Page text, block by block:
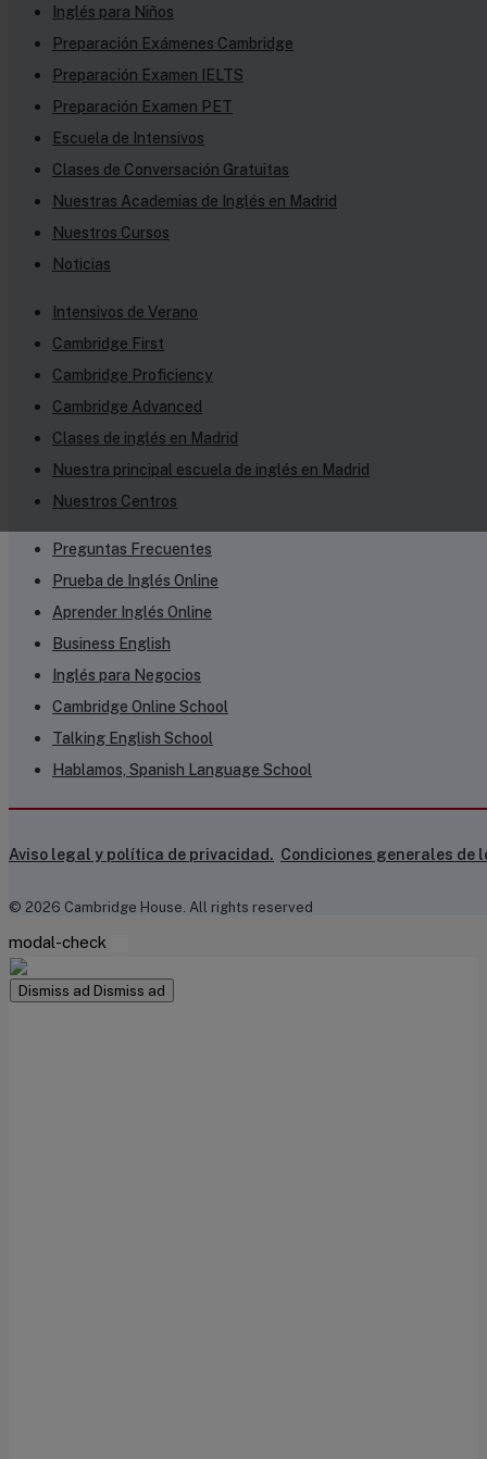
Inglés para Niños
Preparación Exámenes Cambridge
Preparación Examen IELTS
Preparación Examen PET
Escuela de Intensivos
Clases de Conversación Gratuitas
Nuestras Academias de Inglés en Madrid
Nuestros Cursos
Noticias
Intensivos de Verano
Cambridge First
Cambridge Proficiency
Cambridge Advanced
Clases de inglés en Madrid
Nuestra principal escuela de inglés en Madrid
Nuestros Centros
Preguntas Frecuentes
Prueba de Inglés Online
Aprender Inglés Online
Business English
Inglés para Negocios
Cambridge Online School
Talking English School
Hablamos, Spanish Language School
Aviso legal y política de privacidad. Condiciones generales de
© 2026 Cambridge House. All rights reserved
modal-check
Dismiss ad Dismiss ad